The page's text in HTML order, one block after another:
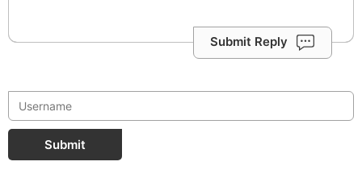
Submit Reply
Submit